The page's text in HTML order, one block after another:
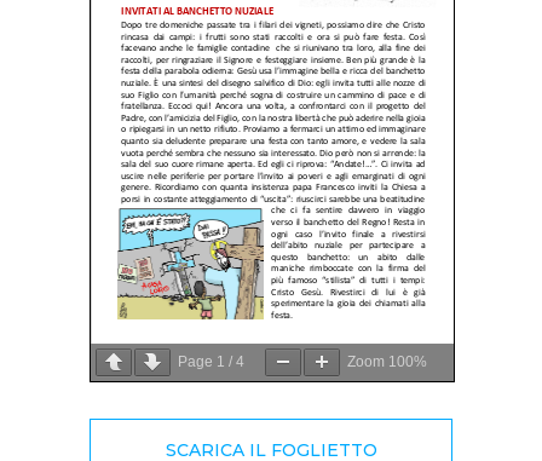
Page 1 / 4 Zoom 100%
SCARICA IL FOGLIETTO